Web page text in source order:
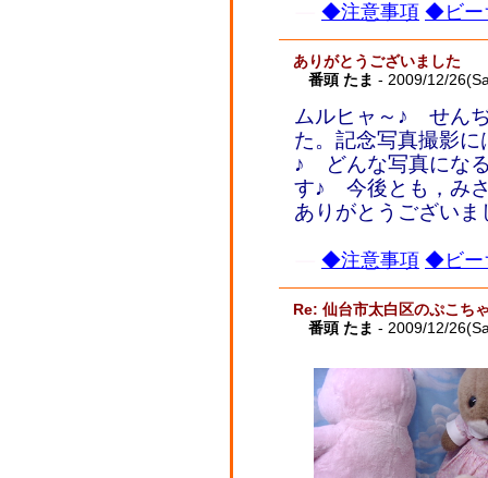
◆注意事項 ◆ビー
ありがとうございました
番頭 たま - 2009/12/
ムルヒャ～♪ せん
た。記念写真撮影
♪ どんな写真にな
す♪ 今後とも，み
ありがとうございま
◆注意事項 ◆ビー
Re: 仙台市太白区のぷこち
番頭 たま - 2009/12/